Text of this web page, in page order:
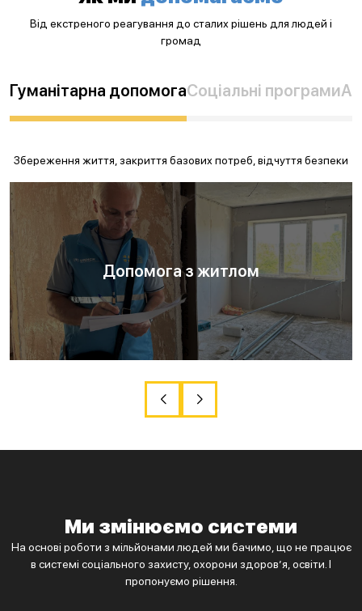
Від екстреного реагування до сталих рішень для людей і
громад
Гуманітарна допомогаСоціальні програми
Збереження життя, закриття базових потреб, відчуття безпеки
Допомога з житлом
Ми змінюємо системи
На основі роботи з мільйонами людей ми бачимо, що не працює
в системі соціального захисту, охорони здоров’я, освіти. І
пропонуємо рішення.